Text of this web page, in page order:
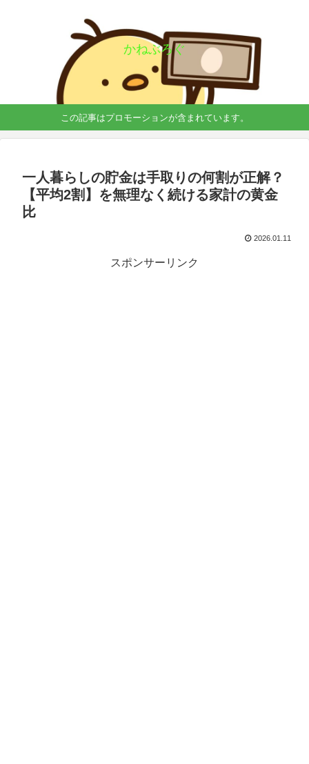
かねぶろぐ
この記事はプロモーションが含まれています。
一人暮らしの貯金は手取りの何割が正解？
【平均2割】を無理なく続ける家計の黄金
比
2026.01.11
スポンサーリンク